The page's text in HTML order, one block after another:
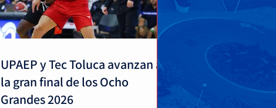
UPAEP y Tec Toluca avanzan a
la gran final de los Ocho
Grandes 2026